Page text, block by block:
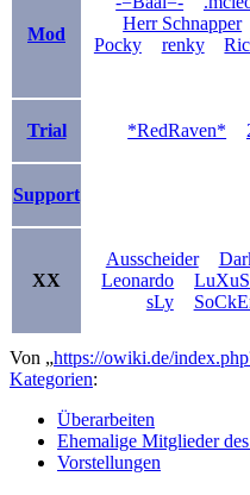
Mod
Herr Schnapper
Pocky
renky
Trial *RedRaven*
Support
XX
Ausscheider
Leonardo
sLy
Von „https://owiki.de/
Kategorien:
Überarbeiten
Ehemalige Mitglieder
Vorstellungen